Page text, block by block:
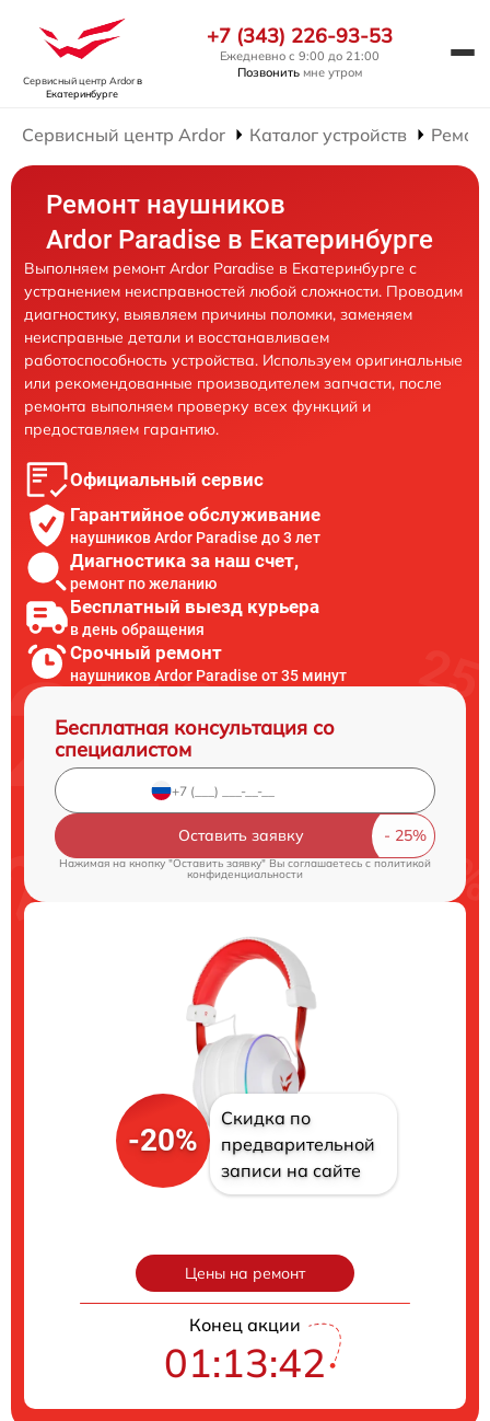
Сервисный центр Ardorв
Екатеринбурге
+7 (343) 226-93-53
Ежедневно с 9:00 до 21:00
Позвонить мне утром
Сервисный центр Ardor Каталог устройств
Ремонт наушников
Ardor Paradise в Екатеринбурге
Выполняем ремонт Ardor Paradise в Екатеринбурге с
устранением неисправностей любой сложности. Проводим
диагностику, выявляем причины поломки, заменяем
неисправные детали и восстанавливаем
работоспособность устройства. Используем оригинальные
или рекомендованные производителем запчасти, после
ремонта выполняем проверку всех функций и
предоставляем гарантию.
Официальный сервис
Гарантийное обслуживание
наушников Ardor Paradise до 3 лет
Диагностика за наш счет,
ремонт по желанию
Бесплатный выезд курьера
в день обращения
Срочный ремонт
наушников Ardor Paradise от 35 минут
Бесплатная консультация со
специалистом
Оставить заявку
Нажимая на кнопку "Оставить заявку" Вы соглашаетесь cполитикой
конфиденциальности
-20%
Скидка по
предварительной
записи на сайте
Цены на ремонт
Конец акции
01:13:42